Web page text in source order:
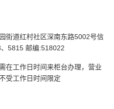
街道红村社区深南东路5002号信
5815 邮编:518022
在工作日时间来柜台办理，营业
受工作日时间限定